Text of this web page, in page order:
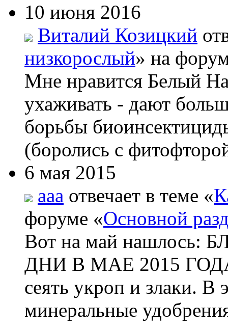
10 июня 2016
Виталий Козицкий
низкорослый» на
Мне нравится Белый
ухаживать - дают
борьбы
(боролись с
6 мая 2015
aaa отвечает в теме «
форуме «Основной
Вот на май
ДНИ В МАЕ 2015 ГОДА
сеять укроп и злаки. В
минеральные